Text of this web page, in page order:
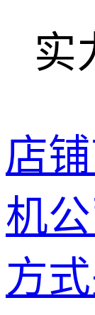
实
店
机
方式